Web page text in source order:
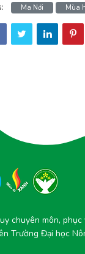
Ma Nới Mùa
chuyên môn,
Trường Đại học